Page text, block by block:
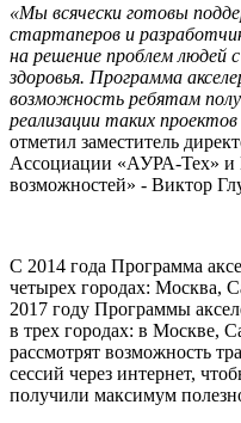
«Мы всячески готовы
стартаперов и
на решение проблем людей
здоровья. Программа
возможность ребятам
реализации таких
отметил заместитель
Ассоциации «АУРА-Тех» и
возможностей» - Виктор
С 2014 года Программа
четырех городах: Москва,
2017 году Программы
в трех городах: в Москве,
рассмотрят возможность
сессий через интернет,
получили максимум